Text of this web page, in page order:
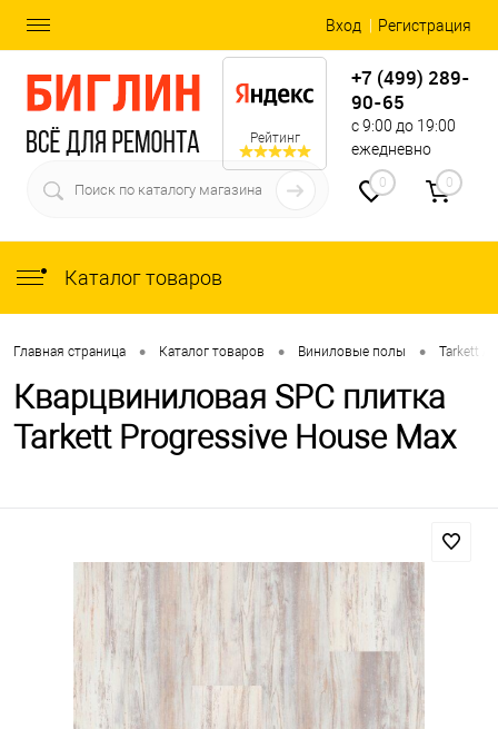
Вход Регистрация
Рейтинг
+7 (499) 289-
90-65
с 9:00 до 19:00
ежедневно
0 0
Каталог товаров
Главная страница • Каталог товаров • Виниловые полы • Tarkett
Кварцвиниловая SPC плитка
Tarkett Progressive House Max